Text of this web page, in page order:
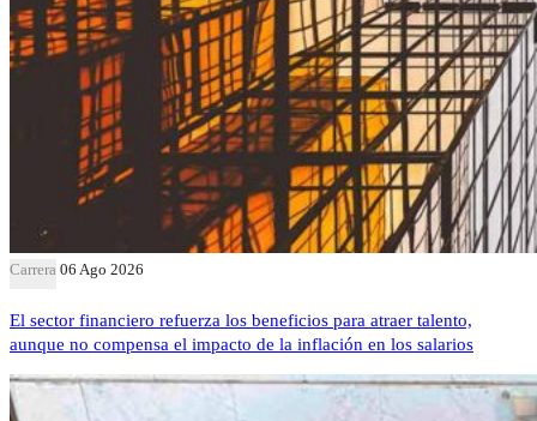
Carrera 06 Ago 2026
El sector financiero refuerza los beneficios para atraer talento,
aunque no compensa el impacto de la inflación en los salarios